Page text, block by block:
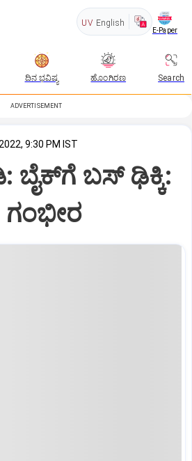
UV English
E-Paper
ದಿನ ಭವಿಷ್ಯ ಹೊಂಗಿರಣ Search
ADVERTISEMENT
9:30 PM IST
ಬೈಕ್‌ಗೆ ಬಸ್‌ ಢಿಕ್ಕಿ:
ಗಂಭೀರ